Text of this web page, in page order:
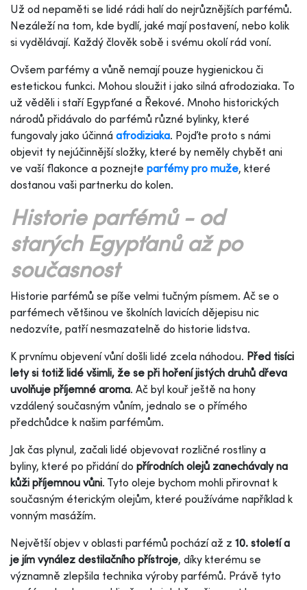
Už od nepaměti se lidé rádi halí do nejrůznějších parfémů.
Nezáleží na tom, kde bydlí, jaké mají postavení, nebo kolik
si vydělávají. Každý člověk sobě i svému okolí rád voní.
Ovšem parfémy a vůně nemají pouze hygienickou či
estetickou funkci. Mohou sloužit i jako silná afrodoziaka. To
už věděli i staří Egypťané a Řekové. Mnoho historických
národů přidávalo do parfémů různé bylinky, které
fungovaly jako účinná afrodiziaka. Pojďte proto s námi
objevit ty nejúčinnější složky, které by neměly chybět ani
ve vaší flakonce a poznejte parfémy pro muže, které
dostanou vaši partnerku do kolen.
Historie parfémů - od
starých Egypťanů až po
současnost
Historie parfémů se píše velmi tučným písmem. Ač se o
parfémech většinou ve školních lavicích dějepisu nic
nedozvíte, patří nesmazatelně do historie lidstva.
K prvnímu objevení vůní došli lidé zcela náhodou. Před tisíci
lety si totiž lidé všimli, že se při hoření jistých druhů dřeva
uvolňuje příjemné aroma. Ač byl kouř ještě na hony
vzdálený současným vůním, jednalo se o přímého
předchůdce k našim parfémům.
Jak čas plynul, začali lidé objevovat rozličné rostliny a
byliny, které po přidání do přírodních olejů zanechávaly na
kůži příjemnou vůni. Tyto oleje bychom mohli přirovnat k
současným éterickým olejům, které používáme například k
vonným masážím.
Největší objev v oblasti parfémů pochází až z 10. století a
je jím vynález destilačního přístroje, díky kterému se
významně zlepšila technika výroby parfémů. Právě tyto